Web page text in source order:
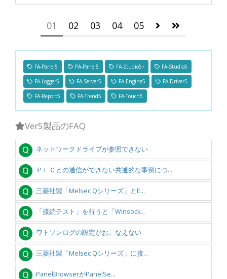
01 02 03 04 05
FA-Panel5 PA-Panel5 FA-Studio5+ FA-Studio5
FA-Logger5 FA-Server5 FA-Engine5 FA-Driver5
FA-Report5 FA-Trend5 FA-Touch5
Ver5製品のFAQ
ネットワークドライブが参照できない
ＰＬＣとの通信ができない共通的な事例につ...
三菱社製「Melsec Qシリーズ」とE...
「接続テスト」を行うと「Winsock...
ワトソンログの設定がおこなえない
三菱社製「Melsec Qシリーズ」に接...
PanelBrowserがPanelSe...